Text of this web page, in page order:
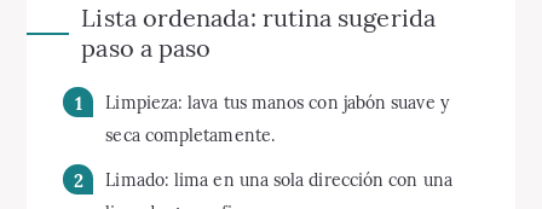
Lista ordenada: rutina sugerida
paso a paso
Limpieza: lava tus manos con jabón suave y
seca completamente.
Limado: lima en una sola dirección con una